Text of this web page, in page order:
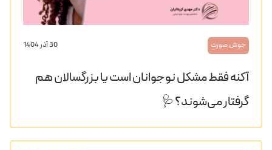
جوش صورت 30 آذر 1404
آکنه فقط مشکل نوجوانان است یا بزرگسالان هم
گرفتار می‌شوند؟ 🩺